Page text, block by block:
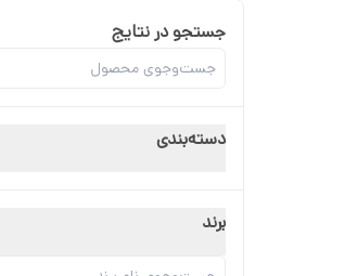
جستجو در نتایج
دسته‌بندی
برند